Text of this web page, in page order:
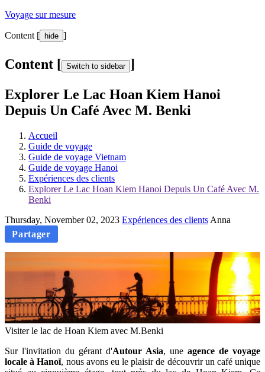
Voyage sur mesure
Content [ hide ]
Content [ Switch to sidebar ]
Explorer Le Lac Hoan Kiem Hanoi
Depuis Un Café Avec M. Benki
Accueil
Guide de voyage
Guide de voyage Vietnam
Guide de voyage Hanoi
Expériences des clients
Explorer Le Lac Hoan Kiem Hanoi Depuis Un Café Avec M.
Benki
Thursday, November 02, 2023 Expériences des clients Anna
Partager
Visiter le lac de Hoan Kiem avec M.Benki
Sur l'invitation du gérant d'Autour Asia, une agence de voyage
locale à Hanoï, nous avons eu le plaisir de découvrir un café unique